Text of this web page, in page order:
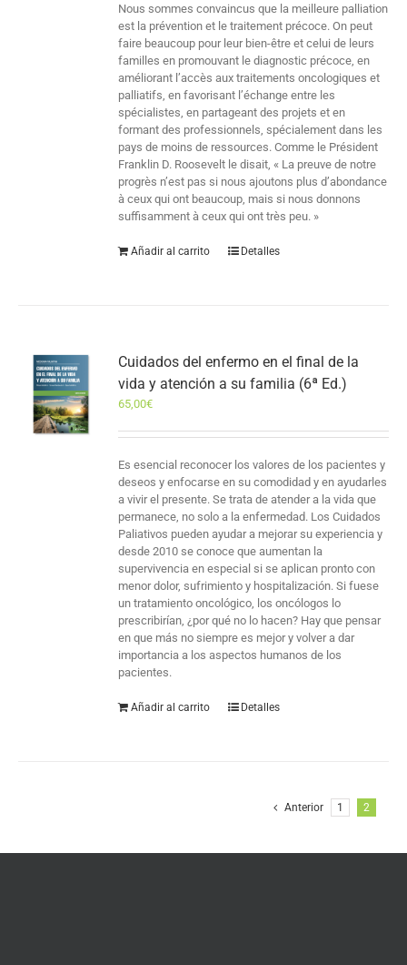
Nous sommes convaincus que la meilleure palliation
est la prévention et le traitement précoce. On peut
faire beaucoup pour leur bien-être et celui de leurs
familles en promouvant le diagnostic précoce, en
améliorant l’accès aux traitements oncologiques et
palliatifs, en favorisant l’échange entre les
spécialistes, en partageant des projets et en
formant des professionnels, spécialement dans les
pays de moins de ressources. Comme le Président
Franklin D. Roosevelt le disait, « La preuve de notre
progrès n’est pas si nous ajoutons plus d’abondance
à ceux qui ont beaucoup, mais si nous donnons
suffisamment à ceux qui ont très peu. »
Añadir al carrito Detalles
Cuidados del enfermo en el final de la
vida y atención a su familia (6ª Ed.)
65,00€
Es esencial reconocer los valores de los pacientes y
deseos y enfocarse en su comodidad y en ayudarles
a vivir el presente. Se trata de atender a la vida que
permanece, no solo a la enfermedad. Los Cuidados
Paliativos pueden ayudar a mejorar su experiencia y
desde 2010 se conoce que aumentan la
supervivencia en especial si se aplican pronto con
menor dolor, sufrimiento y hospitalización. Si fuese
un tratamiento oncológico, los oncólogos lo
prescribirían, ¿por qué no lo hacen? Hay que pensar
en que más no siempre es mejor y volver a dar
importancia a los aspectos humanos de los
pacientes.
Añadir al carrito Detalles
Anterior 1 2